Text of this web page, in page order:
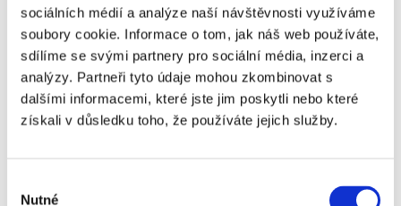
sociálních médií a analýze naší návštěvnosti využíváme
soubory cookie. Informace o tom, jak náš web používáte,
sdílíme se svými partnery pro sociální média, inzerci a
analýzy. Partneři tyto údaje mohou zkombinovat s
dalšími informacemi, které jste jim poskytli nebo které
získali v důsledku toho, že používáte jejich služby.
Nutné
Prodej rodinné domy, 181 m² - Unhošť
Typ nabídky
Prodej
Typ nemovitosti
Dům
Virtuální prohlídka
360° video